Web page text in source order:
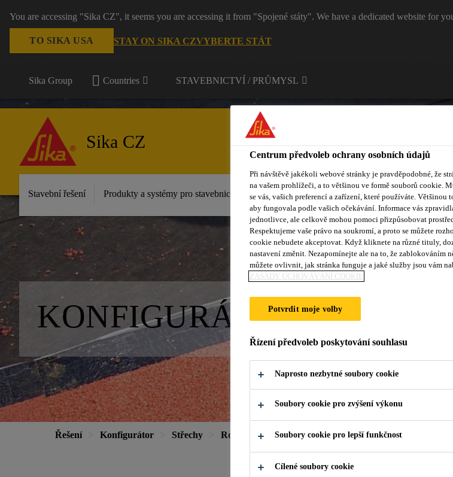
You are accessing "Sika CZ", it seems you are accessing it from "Spojené státy". We have a dedicated website for
TO SIKA USA STAY ON SIKA CZVYBERTE STÁT
Sika Group Countries STAVEBNICTVÍ / PRŮMYSL
Sika CZ
Stavební řešení Produkty a systémy pro stavebnictví Průmyslová lepidla a tmely Vzdělávací centrum
KONFIGURÁTOR
Řešení Konfigurátor Střechy Rodinný dům Dvouplášťová plochá střecha
Centrum předvoleb ochrany osobních údajů
Při návštěvě jakékoli webové stránky je pravděpodobné, že
na vašem prohlížeči, a to většinou ve formě souborů cookie.
se vás, vašich preferencí a zařízení, které používáte. Většinou
aby fungovala podle vašich očekávání. Informace vás
jednotlivce, ale celkově mohou pomoci přizpůsobovat
Respektujeme vaše právo na soukromí, a proto se můžete
cookie nebudete akceptovat. Když kliknete na různé tituly,
nastavení změnit. Nezapomínejte ale na to, že zablokováním
můžete ovlivnit, jak stránka funguje a jaké služby jsou vám
ZÁSADY UCHOVÁVÁNÍ COOKIE
Potvrdit moje volby
Řízení předvoleb poskytování souhlasu
Naprosto nezbytné soubory cookie
Soubory cookie pro zvýšení výkonu
Soubory cookie pro lepší funkčnost
Cílené soubory cookie